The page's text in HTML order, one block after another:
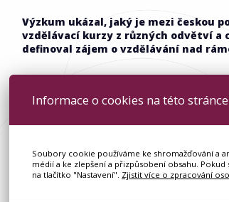
Výzkum ukázal, jaký je mezi českou
vzdělávací kurzy z různých odvětví a
definoval zájem o vzdělávání nad
Informace o cookies na této stránce
Soubory cookie používáme ke shromažďování a
médií a ke zlepšení a přizpůsobení obsahu.
na tlačítko "Nastavení". Zjistit více o zpracování